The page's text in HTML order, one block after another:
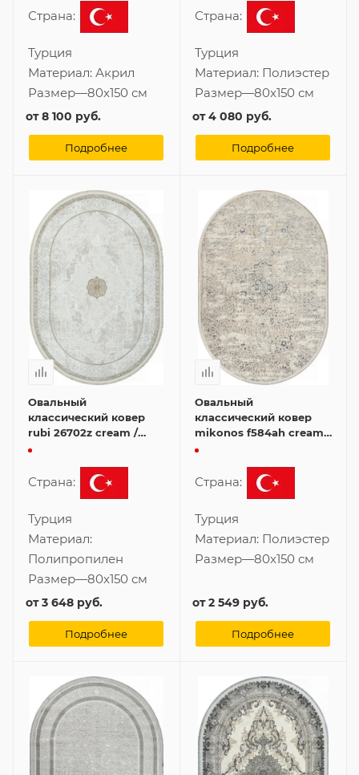
Страна:
Турция
Материал: Акрил
Размер—80x150 см
от8 100 руб.
Подробнее
Страна:
Турция
Материал: Полиэстер
Размер—80x150 см
от4 080 руб.
Подробнее
Овальный
классический ковер
rubi 26702z cream /
white 80x150 см
Страна:
Турция
Материал:
Полипропилен
Размер—80x150 см
от3 648 руб.
Подробнее
Овальный
классический ковер
mikonos f584ah cream /
d.blue 80x150 см
Страна:
Турция
Материал: Полиэстер
Размер—80x150 см
от2 549 руб.
Подробнее